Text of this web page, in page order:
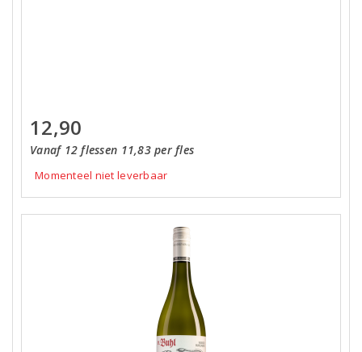
12,90
Vanaf 12 flessen 11,83 per fles
Momenteel niet leverbaar